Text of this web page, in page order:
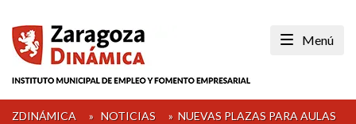
content
Menú
ZDINÁMICA » NOTICIAS » NUEVAS PLAZAS PARA AULAS